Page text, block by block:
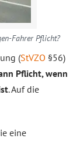
Fahrer Pflicht?
(StVZO §56)
Pflicht, wenn
. Auf die
eine